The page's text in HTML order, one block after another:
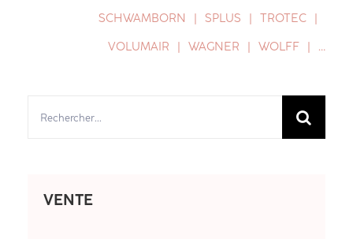
SCHWAMBORN
SPLUS
TROTEC
VOLUMAIR
WAGNER WOLFF …
VENTE